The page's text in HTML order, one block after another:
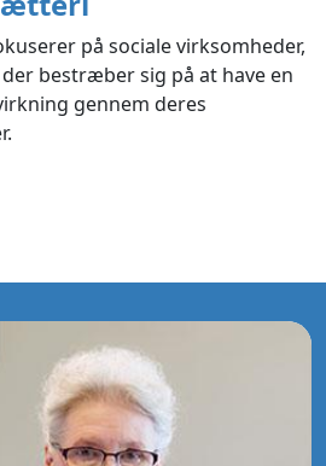
på sociale virksomheder,
bestræber sig på at have en
gennem deres